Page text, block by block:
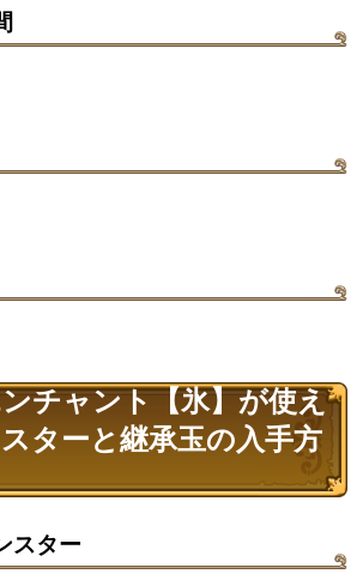
チャント【氷】が使え
ターと継承玉の入手方
スター